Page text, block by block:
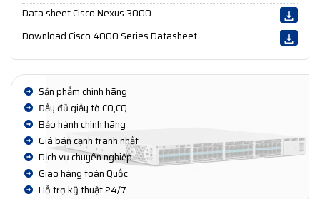
Data sheet Cisco Nexus 3000
Download Cisco 4000 Series Datasheet
Sản phẩm chính hãng
Đầy đủ giấy tờ CO,CQ
Bảo hành chính hãng
Giá bán cạnh tranh nhất
Dịch vụ chuyên nghiệp
Giao hàng toàn Quốc
Hỗ trợ kỹ thuật 24/7